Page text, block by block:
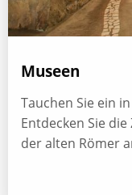
Museen
Tauchen Sie ein
Entdecken Sie
der alten Römer